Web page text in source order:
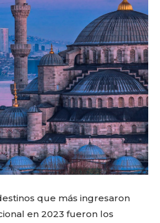
que más ingresaron
en 2023 fueron los